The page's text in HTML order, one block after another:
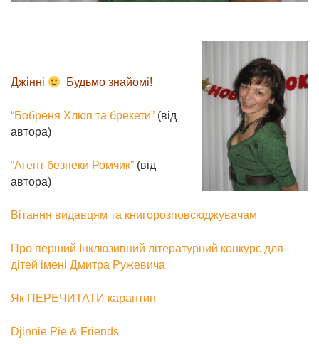
Джінні Будьмо знайомі!
“Бобреня Хлюп та брекети” (від
автора)
“Агент безпеки Ромчик” (від
автора)
Вітання видавцям та книгорозповсюджувачам
Про перший Інклюзивний літературний конкурс для
дітей імені Дмитра Ружевича
Як ПЕРЕЧИТАТИ карантин
Djinnie Pie & Friends